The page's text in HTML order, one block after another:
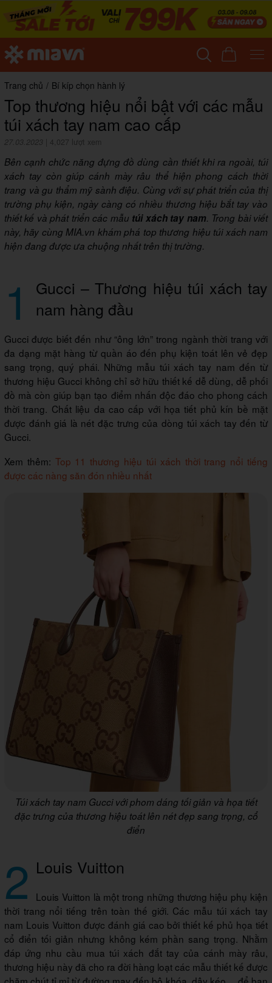
Trang chủ / Bí kíp chọn hành lý
Top thương hiệu nổi bật với các mẫu
túi xách tay nam cao cấp
27.03.2023 4,027 lượt xem
Bên cạnh chức năng đựng đồ dùng cần thiết khi ra ngoài, túi
xách tay còn giúp cánh mày râu thể hiện phong cách thời
trang và gu thẩm mỹ sành điệu. Cùng với sự phát triển của thị
trường phụ kiện, ngày càng có nhiều thương hiệu bắt tay vào
thiết kế và phát triển các mẫu túi xách tay nam. Trong bài viết
này, hãy cùng MIA.vn khám phá top thương hiệu túi xách nam
hiện đang được ưa chuộng nhất trên thị trường.
1
Gucci – Thương hiệu túi xách tay
nam hàng đầu
Gucci được biết đến như “ông lớn” trong ngành thời trang với
đa dạng mặt hàng từ quần áo đến phụ kiện toát lên vẻ đẹp
sang trọng, quý phái. Những mẫu túi xách tay nam đến từ
thương hiệu Gucci không chỉ sở hữu thiết kế dễ dùng, dễ phối
đồ mà còn giúp bạn tạo điểm nhấn độc đáo cho phong cách
thời trang. Chất liệu da cao cấp với họa tiết phủ kín bề mặt
được đánh giá là nét đặc trưng của dòng túi xách tay đến từ
Gucci.
Xem thêm: Top 11 thương hiệu túi xách thời trang nổi tiếng
được các nàng săn đón nhiều nhất
Túi xách tay nam Gucci với phom dáng tối giản và họa tiết
đặc trưng của thương hiệu toát lên nét đẹp sang trọng, cổ
điển
2 Louis Vuitton
Louis Vuitton là một trong những thương hiệu phụ kiện
thời trang nổi tiếng trên toàn thế giới. Các mẫu túi xách tay
nam Louis Vuitton được đánh giá cao bởi thiết kế phủ họa tiết
cổ điển tối giản nhưng không kém phần sang trọng. Nhằm
đáp ứng nhu cầu mua túi xách đắt tay của cánh mày râu,
thương hiệu này đã cho ra đời hàng loạt các mẫu thiết kế được